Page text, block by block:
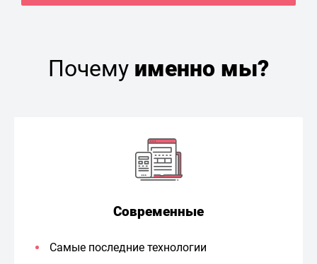
Почему именно мы?
Современные
Самые последние технологии